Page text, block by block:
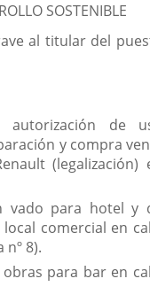
SOSTENIBLE
al titular del
autorización de
y compra
(legalización)
vado para hotel y
comercial en
8).
para bar en